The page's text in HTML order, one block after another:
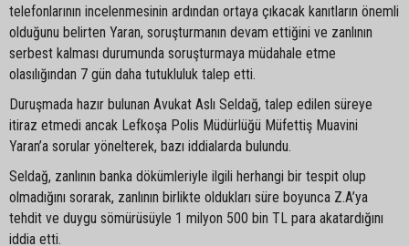
telefonlarının incelenmesinin ardından ortaya çıkacak kanıtların önemli
olduğunu belirten Yaran, soruşturmanın devam ettiğini ve zanlının
serbest kalması durumunda soruşturmaya müdahale etme
olasılığından 7 gün daha tutukluluk talep etti.
Duruşmada hazır bulunan Avukat Aslı Seldağ, talep edilen süreye
itiraz etmedi ancak Lefkoşa Polis Müdürlüğü Müfettiş Muavini
Yaran’a sorular yönelterek, bazı iddialarda bulundu.
Seldağ, zanlının banka dökümleriyle ilgili herhangi bir tespit olup
olmadığını sorarak, zanlının birlikte oldukları süre boyunca Z.A’ya
tehdit ve duygu sömürüsüyle 1 milyon 500 bin TL para akatardığını
iddia etti.